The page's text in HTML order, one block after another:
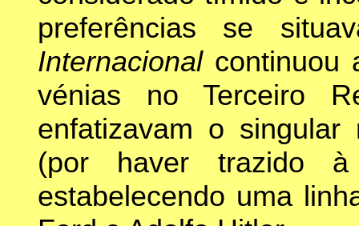
preferências se
Internacional continuou
vénias no Terceiro
enfatizavam o
(por haver trazido
estabelecendo uma